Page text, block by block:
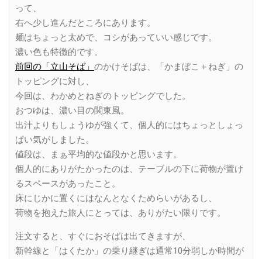
って、
右へ少し進んだところにあります。
麺はちょっと太めで、コシがあっていい感じです。
濃い色も特徴的です。
前回の「立山そば」 のかけそばは、「かまぼこ＋ねぎ」の
トッピングに対し、
今回は、わかめとねぎのトッピングでした。
おつゆは、濃い目の関東風。
出汁よりもしょうゆが強くて、個人的にはちょっとしょっ
ぱい気がしました。
値段は、まぁ平均的な値段かと思います。
個人的にありがたかったのは、テーブルの下に荷物が置け
るスペースがあったこと。
床にじかに置くにはなんとなくためらいがあるし、
荷物を抱えた旅人にとっては、ありがたい限りです。
注文すると、すぐにおそばは出てきますが、
新幹線と「はくたか」の乗り継ぎは通常10分弱しか時間が